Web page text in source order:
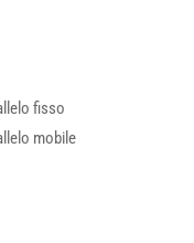
fisso
mobile